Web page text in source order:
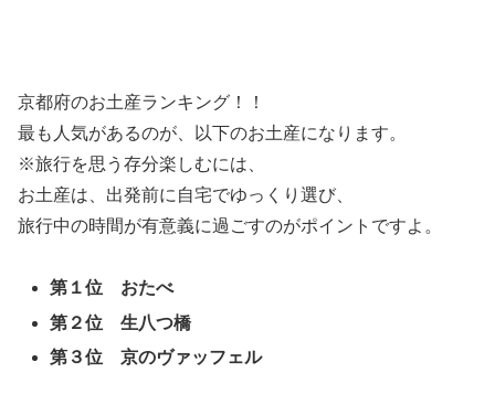
京都府のお土産ランキング！！
最も人気があるのが、以下のお土産になります。
※旅行を思う存分楽しむには、
お土産は、出発前に自宅でゆっくり選び、
旅行中の時間が有意義に過ごすのがポイントですよ。
第１位 おたべ
第２位 生八つ橋
第３位 京のヴァッフェル